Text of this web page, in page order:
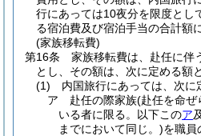
行にあっては10夜分を限度とし
る宿泊費及び宿泊手当の合計額
(家族移転費)
第16条
家族移転費は、赴任に伴
とし、その額は、次に定める額
(1)
内国旅行にあっては、次に
ア
赴任の際家族(赴任を命ぜ
いる者に限る。以下このア
までにおいて同じ。)を職員